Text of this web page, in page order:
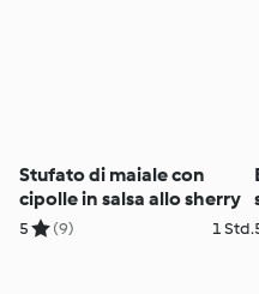
Stufato di maiale con
cipolle in salsa allo sherry
5 (9) 1 Std.